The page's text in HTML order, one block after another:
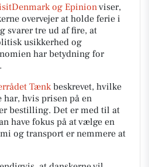
og Epinionviser,
overvejer at holde ferie i
svarer tre ud af fire, at
usikkerhed og
har betydning for
Tænkbeskrevet, hvilke
hvis prisen på en
bestilling. Det er med til at
have fokus på at vælge en
og transport er nemmere at